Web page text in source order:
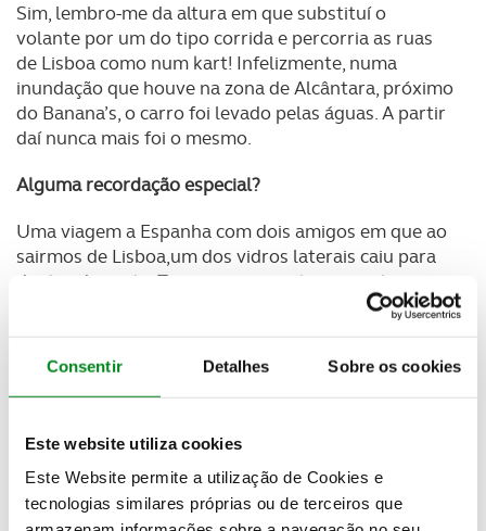
Consentir Detalhes Sobre os cookies
Este website utiliza cookies
Este Website permite a utilização de Cookies e
tecnologias similares próprias ou de terceiros que
Sim, lembro-me da altura em que substituí o
volante por um do tipo corrida e percorria as ruas
de Lisboa como num kart! Infelizmente, numa
inundação que houve na zona de Alcântara, próximo
do Banana’s, o carro foi levado pelas águas. A partir
daí nunca mais foi o mesmo.
Alguma recordação especial?
Uma viagem a Espanha com dois amigos em que ao
sairmos de Lisboa,um dos vidros laterais caiu para
dentro da porta. Tivemos que continuar noite
dentro até Madrid com temperaturas negativas.
Sim, porque faz o que se lhe pede, não pede para
faço muitos quilómetros de estrada e muitas vezes
dou por mim a falar com ele.
Portugal é um bom destino para viajar de carro?